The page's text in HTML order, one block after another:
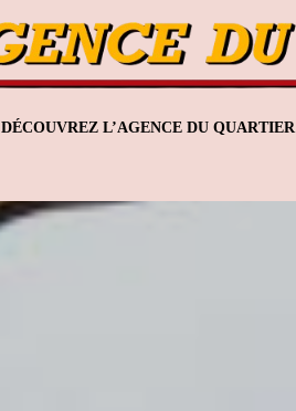
DÉCOUVREZ L’AGENCE DU QUARTIER